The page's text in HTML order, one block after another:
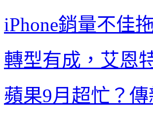
iPhone銷量不佳
轉型有成，艾恩
蘋果9月超忙？